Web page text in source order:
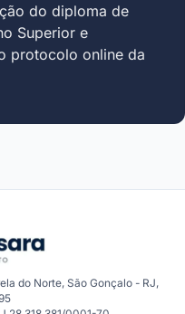
do diploma de
Superior e
protocolo online da
do Norte, São Gonçalo - RJ,